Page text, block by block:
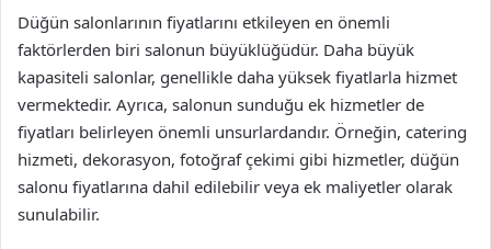
Düğün salonlarının fiyatlarını etkileyen en önemli
faktörlerden biri salonun büyüklüğüdür. Daha büyük
kapasiteli salonlar, genellikle daha yüksek fiyatlarla hizmet
vermektedir. Ayrıca, salonun sunduğu ek hizmetler de
fiyatları belirleyen önemli unsurlardandır. Örneğin, catering
hizmeti, dekorasyon, fotoğraf çekimi gibi hizmetler, düğün
salonu fiyatlarına dahil edilebilir veya ek maliyetler olarak
sunulabilir.